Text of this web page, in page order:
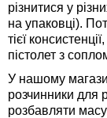
різнитися у
на упаковці).
тієї
пістолет з
У нашому
розчинники для
розбавляти